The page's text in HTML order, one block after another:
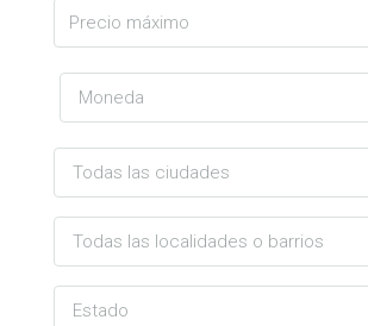
Moneda
Todas las ciudades
Todas las localidades o barrios
Estado